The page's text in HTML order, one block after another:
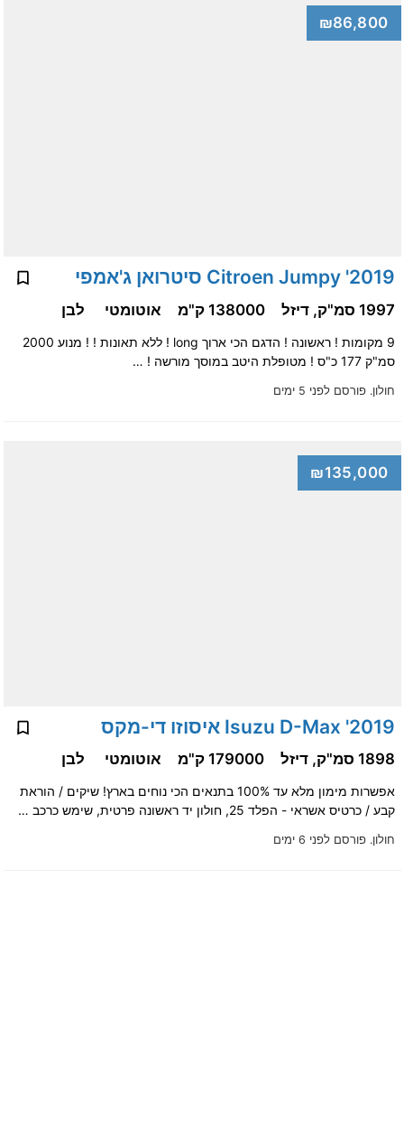
₪86,800
2019' Citroen Jumpy סיטרואן ג'אמפי
חולון.פורסם לפני 5 ימים
1997 סמ"ק, דיזל 138000 ק"מ אוטומטי לבן
9 מקומות ! ראשונה ! הדגם הכי ארוך long ! ללא תאונות ! ! מנוע 2000
סמ"ק 177 כ"ס ! מטופלת היטב במוסך מורשה ! …
₪135,000
2019' Isuzu D-Max איסוזו די-מקס
חולון.פורסם לפני 6 ימים
1898 סמ"ק, דיזל 179000 ק"מ אוטומטי לבן
אפשרות מימון מלא עד 100% בתנאים הכי נוחים בארץ! שיקים / הוראת
קבע / כרטיס אשראי - הפלד 25, חולון יד ראשונה פרטית, שימש כרכב …